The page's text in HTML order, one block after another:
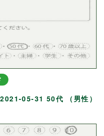
2021-05-31 50代 （男性）